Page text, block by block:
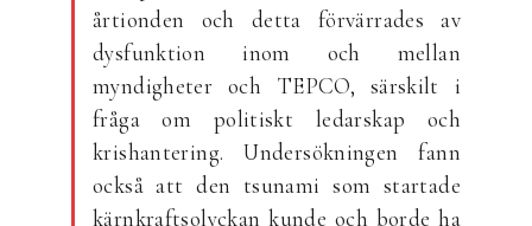
årtionden och detta förvärrades av
dysfunktion inom och mellan
myndigheter och TEPCO, särskilt i
fråga om politiskt ledarskap och
krishantering. Undersökningen fann
också att den tsunami som startade
kärnkraftsolyckan kunde och borde ha